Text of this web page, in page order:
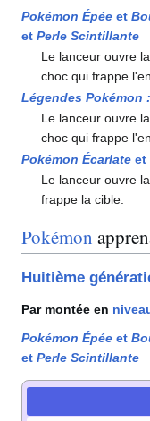
Pokémon Épée et
et Perle Scintillante
Le lanceur ouvre
choc qui frappe
Légendes Pokémon
Le lanceur ouvre
choc qui frappe
Pokémon Écarlate et
Le lanceur ouvre
frappe la cible.
Pokémon
Huitième
Par montée en
Pokémon Épée et
et Perle Scintillante